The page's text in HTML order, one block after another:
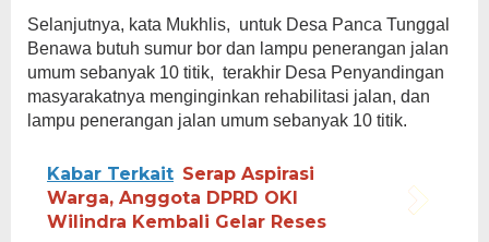
Selanjutnya, kata Mukhlis, untuk Desa Panca Tunggal
Benawa butuh sumur bor dan lampu penerangan jalan
umum sebanyak 10 titik, terakhir Desa Penyandingan
masyarakatnya menginginkan rehabilitasi jalan, dan
lampu penerangan jalan umum sebanyak 10 titik.
Kabar Terkait Serap Aspirasi
Warga, Anggota DPRD OKI
Wilindra Kembali Gelar Reses